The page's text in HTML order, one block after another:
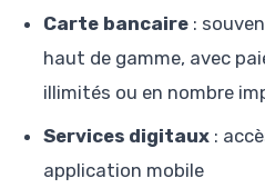
Carte bancaire :
haut de gamme, avec
illimités ou en nombre
Services digitaux :
application mobile